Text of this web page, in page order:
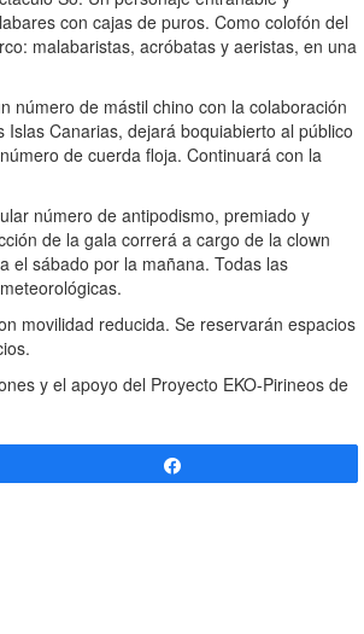
con cajas de puros. Como colofón del
malabaristas, acróbatas y aeristas, en una
de mástil chino con la colaboración
Canarias, dejará boquiabierto al público
de cuerda floja. Continuará con la
número de antipodismo, premiado y
de la gala correrá a cargo de la clown
el sábado por la mañana. Todas las
movilidad reducida. Se reservarán espacios
y el apoyo del Proyecto EKO-Pirineos de